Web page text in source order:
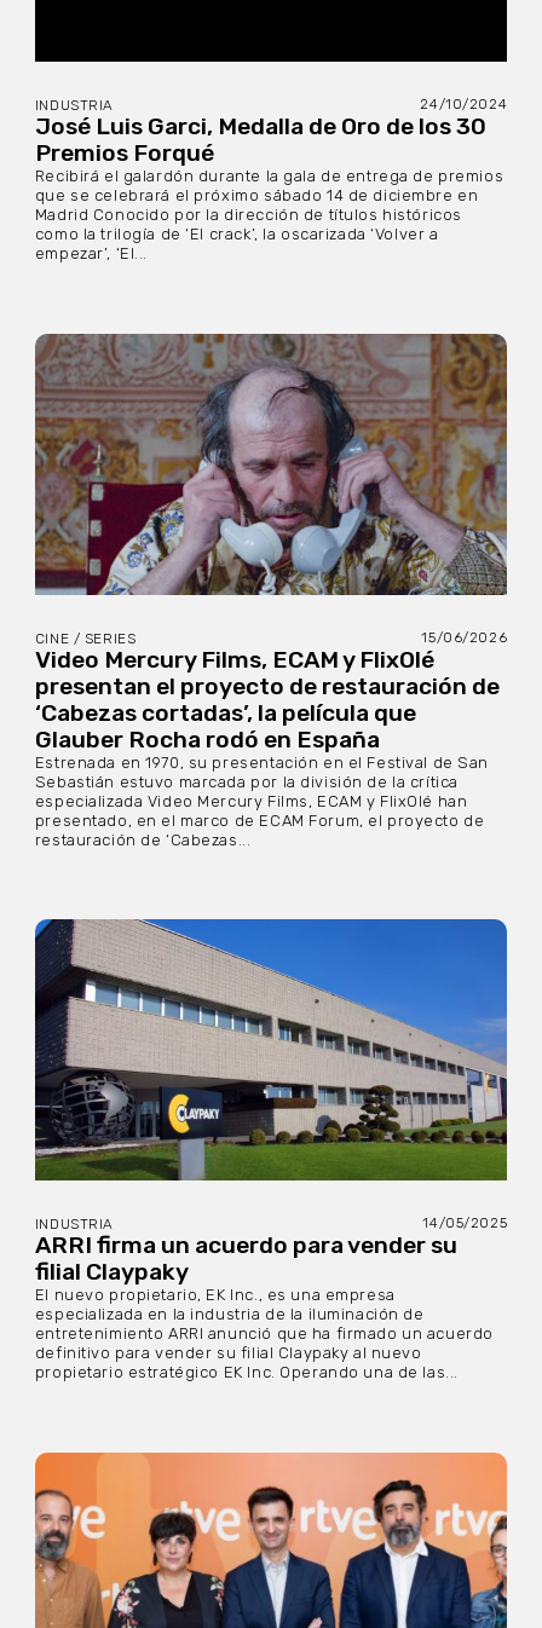
INDUSTRIA 24/10/2024
José Luis Garci, Medalla de Oro de los 30
Premios Forqué
Recibirá el galardón durante la gala de entrega de premios
que se celebrará el próximo sábado 14 de diciembre en
Madrid Conocido por la dirección de títulos históricos
como la trilogía de ‘El crack’, la oscarizada ‘Volver a
empezar’, ‘El...
CINE / SERIES 15/06/2026
Video Mercury Films, ECAM y FlixOlé
presentan el proyecto de restauración de
‘Cabezas cortadas’, la película que
Glauber Rocha rodó en España
Estrenada en 1970, su presentación en el Festival de San
Sebastián estuvo marcada por la división de la crítica
especializada Video Mercury Films, ECAM y FlixOlé han
presentado, en el marco de ECAM Forum, el proyecto de
restauración de ‘Cabezas...
INDUSTRIA 14/05/2025
ARRI firma un acuerdo para vender su
filial Claypaky
El nuevo propietario, EK Inc., es una empresa
especializada en la industria de la iluminación de
entretenimiento ARRI anunció que ha firmado un acuerdo
definitivo para vender su filial Claypaky al nuevo
propietario estratégico EK Inc. Operando una de las...